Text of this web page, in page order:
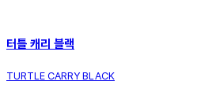
터틀 캐리 블랙
TURTLE CARRY BLACK